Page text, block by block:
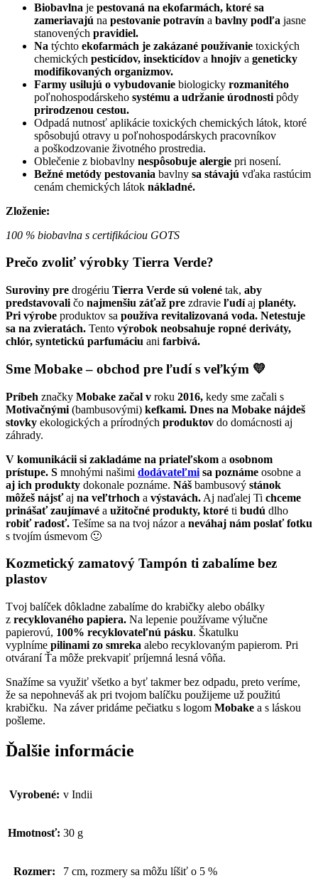
Biobavlna je pestovaná na ekofarmách, ktoré sa
zameriavajú na pestovanie potravín a bavlny podľa jasne
stanovených pravidiel.
Na týchto ekofarmách je zakázané používanie toxických
chemických pesticídov, insekticídov a hnojív a geneticky
modifikovaných organizmov.
Farmy usilujú o vybudovanie biologicky rozmanitého
poľnohospodárskeho systému a udržanie úrodnosti pôdy
prirodzenou cestou.
Odpadá nutnosť aplikácie toxických chemických látok, ktoré
spôsobujú otravy u poľnohospodárskych pracovníkov
a poškodzovanie životného prostredia.
Oblečenie z biobavlny nespôsobuje alergie pri nosení.
Bežné metódy pestovania bavlny sa stávajú vďaka rastúcim
cenám chemických látok nákladné.
Zloženie:
100 % biobavlna s certifikáciou GOTS
Prečo zvoliť výrobky Tierra Verde?
Suroviny pre drogériu Tierra Verde sú volené tak, aby
predstavovali čo najmenšiu záťaž pre zdravie ľudíaj planéty.
Pri výrobe produktov sa používa revitalizovaná voda. Netestuje
sa na zvieratách. Tento výrobok neobsahuje ropné deriváty,
chlór, syntetickú parfumáciu ani farbivá.
Sme Mobake – obchod pre ľudí s veľkým 💛
Príbeh značky Mobake začal v roku 2016, kedy sme začali s
Motivačnými (bambusovými) kefkami. Dnes na Mobake nájdeš
stovky ekologických a prírodných produktov do domácnosti aj
záhrady.
V komunikácii si zakladáme na priateľskom a osobnom
prístupe. S mnohými našimi dodávateľmi sa poznáme osobne a
aj ich produkty dokonale poznáme. Náš bambusový stánok
môžeš nájsťaj na veľtrhoch a výstavách. Aj naďalej Ti chceme
prinášaťzaujímavé a užitočné produkty, ktoré ti budú dlho
robiť radosť. Tešíme sa na tvoj názor a neváhaj nám poslať fotku
s tvojím úsmevom 🙂
Kozmetický zamatový Tampón ti zabalíme bez
plastov
Tvoj balíček dôkladne zabalíme do krabičky alebo obálky
z recyklovaného papiera. Na lepenie používame výlučne
papierovú, 100% recyklovateľnú pásku. Škatulku
vyplníme pilinami zo smreka alebo recyklovaným papierom. Pri
otváraní Ťa môže prekvapiť príjemná lesná vôňa.
Snažíme sa využiť všetko a byť takmer bez odpadu, preto veríme,
že sa nepohneváš ak pri tvojom balíčku použijeme už použitú
krabičku. Na záver pridáme pečiatku s logom Mobake a s láskou
pošleme.
Ďalšie informácie
Vyrobené: v Indii
Hmotnosť: 30 g
Rozmer: 7 cm, rozmery sa môžu líšiť o 5 %